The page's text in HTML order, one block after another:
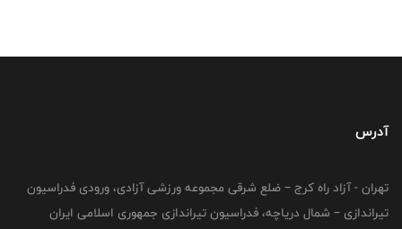
آدرس
تهران - آزاد راه کرج – ضلع شرقی مجموعه ورزشی آزادی، ورودی فدراسیون
تیراندازی – شمال دریاچه، فدراسیون تیراندازی جمهوری اسلامی ایران